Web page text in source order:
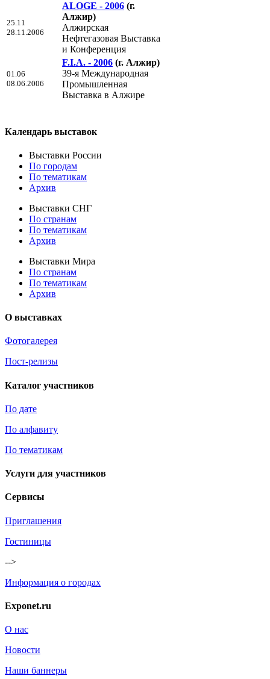
25.11
28.11.2006
ALOGE - 2006 (г.
Алжир)
Алжирская
Нефтегазовая Выставка
и Конференция
01.06
08.06.2006
F.I.A. - 2006 (г. Алжир)
39-я Международная
Промышленная
Выставка в Алжире
Календарь выставок
Выставки России
По городам
По тематикам
Архив
Выставки СНГ
По странам
По тематикам
Архив
Выставки Мира
По странам
По тематикам
Архив
О выставках
Фотогалерея
Пост-релизы
Каталог участников
По дате
По алфавиту
По тематикам
Услуги для участников
Сервисы
Приглашения
Гостиницы
-->
Информация о городах
Exponet.ru
О нас
Новости
Наши баннеры